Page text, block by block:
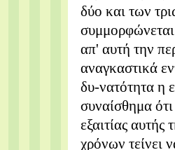
δύο και των
απ' αυτή την
αναγκαστικά
δυ-νατότητα η
συναίσθημα
εξαιτίας αυτής
χρόνων τείνει